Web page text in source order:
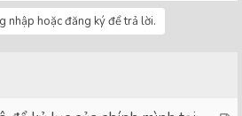
nhập hoặc đăng ký để trả lời.